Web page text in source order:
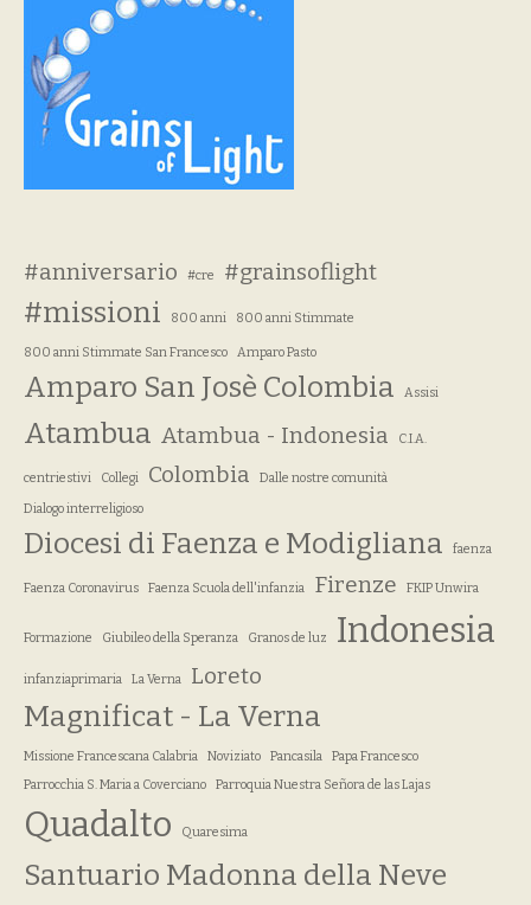
#anniversario #cre #grainsoflight
#missioni 800 anni 800 anni Stimmate
800 anni Stimmate San Francesco Amparo Pasto
Amparo San Josè Colombia Assisi
Atambua Atambua - Indonesia C.I.A.
centriestivi Collegi Colombia
Dalle nostre comunità
Dialogo interreligioso
Diocesi di Faenza e Modigliana faenza
Faenza Coronavirus Faenza Scuola dell'infanzia Firenze FKIP Unwira
Formazione Giubileo della Speranza Granos de luz Indonesia
infanziaprimaria La Verna Loreto
Magnificat - La Verna
Missione Francescana Calabria Noviziato Pancasila
Papa Francesco
Parrocchia S. Maria a Coverciano
Parroquia Nuestra Señora de las Lajas
Quadalto Quaresima
Santuario Madonna della Neve